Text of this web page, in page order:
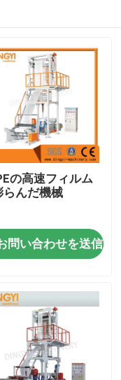
の高速フィルム
らんだ機械
問い合わせを送信